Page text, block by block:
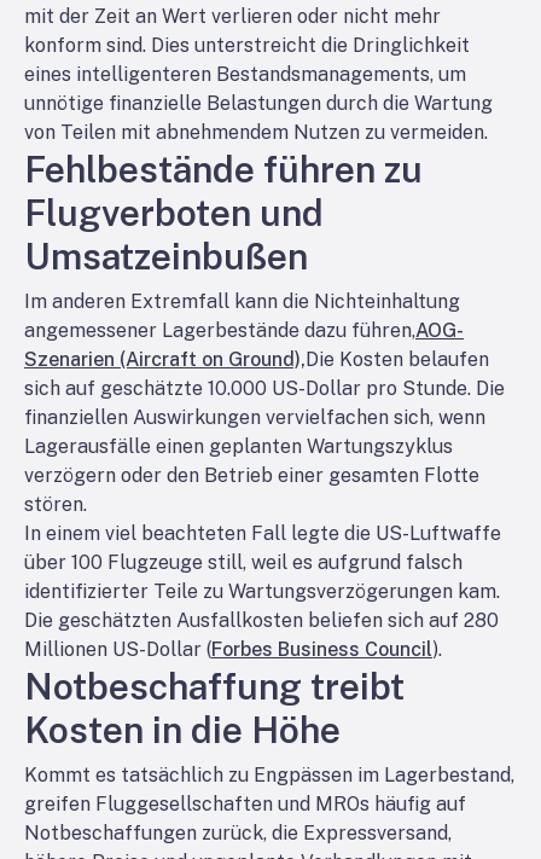
mit der Zeit an Wert verlieren oder nicht mehr
konform sind. Dies unterstreicht die Dringlichkeit
eines intelligenteren Bestandsmanagements, um
unnötige finanzielle Belastungen durch die Wartung
von Teilen mit abnehmendem Nutzen zu vermeiden.
Fehlbestände führen zu
Flugverboten und
Umsatzeinbußen
Im anderen Extremfall kann die Nichteinhaltung
angemessener Lagerbestände dazu führen,AOG-
Szenarien (Aircraft on Ground),Die Kosten belaufen
sich auf geschätzte 10.000 US-Dollar pro Stunde. Die
finanziellen Auswirkungen vervielfachen sich, wenn
Lagerausfälle einen geplanten Wartungszyklus
verzögern oder den Betrieb einer gesamten Flotte
stören.
In einem viel beachteten Fall legte die US-Luftwaffe
über 100 Flugzeuge still, weil es aufgrund falsch
identifizierter Teile zu Wartungsverzögerungen kam.
Die geschätzten Ausfallkosten beliefen sich auf 280
Millionen US-Dollar (Forbes Business Council).
Notbeschaffung treibt
Kosten in die Höhe
Kommt es tatsächlich zu Engpässen im Lagerbestand,
greifen Fluggesellschaften und MROs häufig auf
Notbeschaffungen zurück, die Expressversand,